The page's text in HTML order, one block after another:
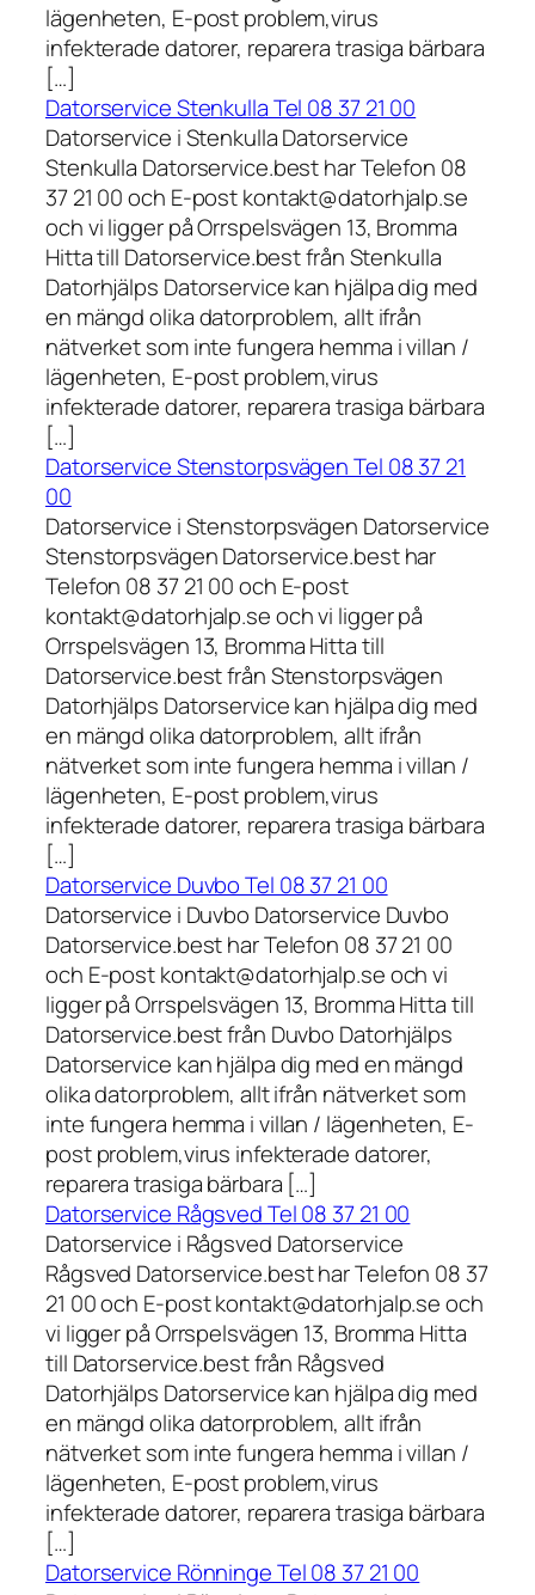
lägenheten, E-post problem,virus
infekterade datorer, reparera trasiga bärbara
[…]
Datorservice Stenkulla Tel 08 37 21 00
Datorservice i Stenkulla Datorservice
Stenkulla Datorservice.best har Telefon 08
37 21 00 och E-post kontakt@datorhjalp.se
och vi ligger på Orrspelsvägen 13, Bromma
Hitta till Datorservice.best från Stenkulla
Datorhjälps Datorservice kan hjälpa dig med
en mängd olika datorproblem, allt ifrån
nätverket som inte fungera hemma i villan /
lägenheten, E-post problem,virus
infekterade datorer, reparera trasiga bärbara
[…]
Datorservice Stenstorpsvägen Tel 08 37 21
00
Datorservice i Stenstorpsvägen Datorservice
Stenstorpsvägen Datorservice.best har
Telefon 08 37 21 00 och E-post
kontakt@datorhjalp.se och vi ligger på
Orrspelsvägen 13, Bromma Hitta till
Datorservice.best från Stenstorpsvägen
Datorhjälps Datorservice kan hjälpa dig med
en mängd olika datorproblem, allt ifrån
nätverket som inte fungera hemma i villan /
lägenheten, E-post problem,virus
infekterade datorer, reparera trasiga bärbara
[…]
Datorservice Duvbo Tel 08 37 21 00
Datorservice i Duvbo Datorservice Duvbo
Datorservice.best har Telefon 08 37 21 00
och E-post kontakt@datorhjalp.se och vi
ligger på Orrspelsvägen 13, Bromma Hitta till
Datorservice.best från Duvbo Datorhjälps
Datorservice kan hjälpa dig med en mängd
olika datorproblem, allt ifrån nätverket som
inte fungera hemma i villan / lägenheten, E-
post problem,virus infekterade datorer,
reparera trasiga bärbara […]
Datorservice Rågsved Tel 08 37 21 00
Datorservice i Rågsved Datorservice
Rågsved Datorservice.best har Telefon 08 37
21 00 och E-post kontakt@datorhjalp.se och
vi ligger på Orrspelsvägen 13, Bromma Hitta
till Datorservice.best från Rågsved
Datorhjälps Datorservice kan hjälpa dig med
en mängd olika datorproblem, allt ifrån
nätverket som inte fungera hemma i villan /
lägenheten, E-post problem,virus
infekterade datorer, reparera trasiga bärbara
[…]
Datorservice Rönninge Tel 08 37 21 00